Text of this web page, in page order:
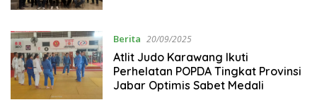
Berita 20/09/2025
Atlit Judo Karawang Ikuti
Perhelatan POPDA Tingkat Provinsi
Jabar Optimis Sabet Medali